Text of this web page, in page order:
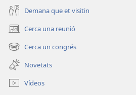
Demana que et visitin
Cerca una reunió
(obre
una
finestra
nova)
Cerca un congrés
(obre
una
finestra
nova)
Novetats
Vídeos